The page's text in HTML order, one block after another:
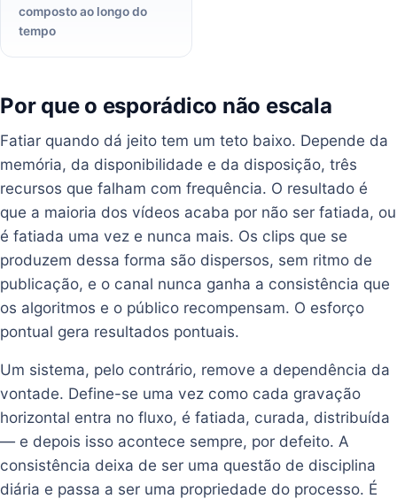
composto ao longo do
tempo
Por que o esporádico não escala
Fatiar quando dá jeito tem um teto baixo. Depende da
memória, da disponibilidade e da disposição, três
recursos que falham com frequência. O resultado é
que a maioria dos vídeos acaba por não ser fatiada, ou
é fatiada uma vez e nunca mais. Os clips que se
produzem dessa forma são dispersos, sem ritmo de
publicação, e o canal nunca ganha a consistência que
os algoritmos e o público recompensam. O esforço
pontual gera resultados pontuais.
Um sistema, pelo contrário, remove a dependência da
vontade. Define-se uma vez como cada gravação
horizontal entra no fluxo, é fatiada, curada, distribuída
— e depois isso acontece sempre, por defeito. A
consistência deixa de ser uma questão de disciplina
diária e passa a ser uma propriedade do processo. É